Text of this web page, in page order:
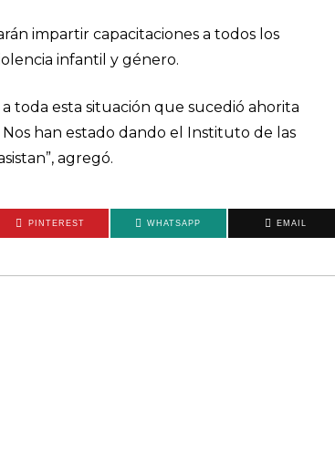
impartir capacitaciones a todos los
infantil y género.
toda esta situación que sucedió ahorita
han estado dando el Instituto de las
agregó.
PINTEREST WHATSAPP EMAIL